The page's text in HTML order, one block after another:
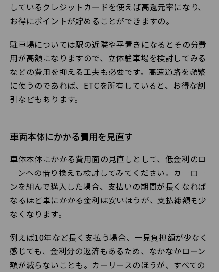
しているクレジットカードを使えば高還元率になり、
お得にポイントが貯めることができますの。
駐車場については駅の近隣や平置きになるとその分費
用が高額になりますので、立体駐車場を検討してみる
などの費用を抑える工夫も必要です。高速道路を頻繁
に使うのであれば、ETCを所有していると、お得な割
引などもあります。
車両本体にかかる費用を見直す
車体本体にかかる費用面の見直しとして、低金利のロ
ーンへの借り換えも検討してみてください。カーロー
ンを組んで購入した場合、支払いの期間が長くなれば
なるほど車にかかる金利は安いほうが、支払総額も少
なくなります。
例えば10年など長く支払う場合、一見負担額が少なく
感じても、金利分の返済もあるため、なかなかローン
額が減らないことも。カーリースのほうが、すべての